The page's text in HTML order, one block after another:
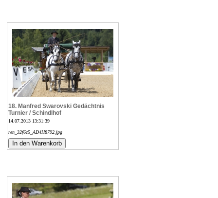
18. Manfred Swarovski Gedächtnis
Turnier / Schindlhof
14.07.2013 13:31:39
ren_32f6c5_AD4H8792.jpg